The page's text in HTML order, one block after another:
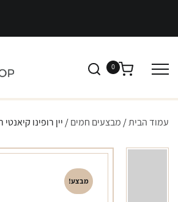
0
עמוד הבית/ מבצעים חמים/ יין רופינו קיאנטי
מבצע!